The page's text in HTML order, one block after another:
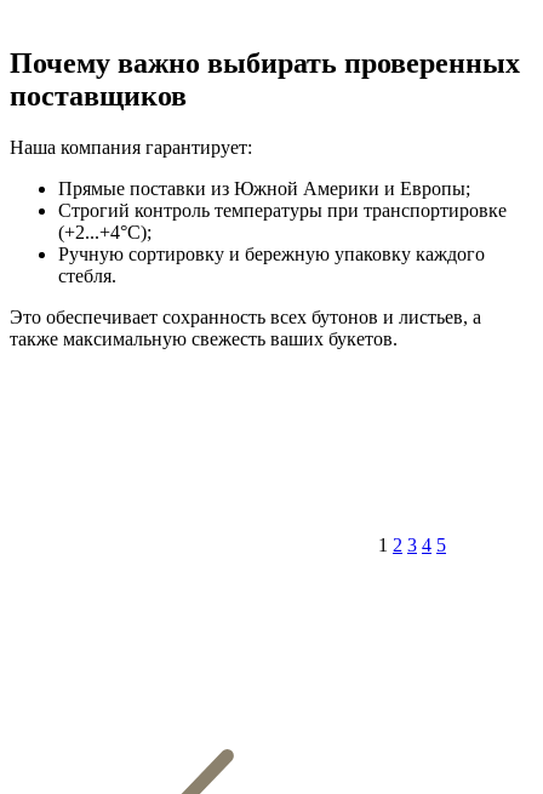
Почему важно выбирать проверенных
поставщиков
Наша компания гарантирует:
Прямые поставки из Южной Америки и Европы;
Строгий контроль температуры при транспортировке
(+2...+4°C);
Ручную сортировку и бережную упаковку каждого
стебля.
Это обеспечивает сохранность всех бутонов и листьев, а
также максимальную свежесть ваших букетов.
1 2 3 4 5